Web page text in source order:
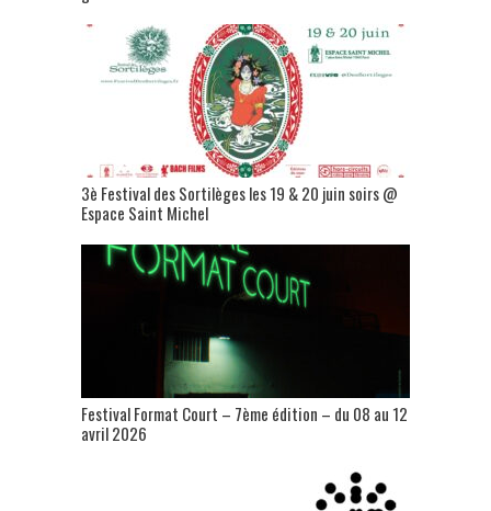
3è Festival des Sortilèges les 19 & 20 juin soirs @
Espace Saint Michel
Festival Format Court – 7ème édition – du 08 au 12
avril 2026